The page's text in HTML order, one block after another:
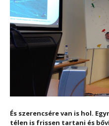
És szerencsére van is hol.
télen is frissen tartani és